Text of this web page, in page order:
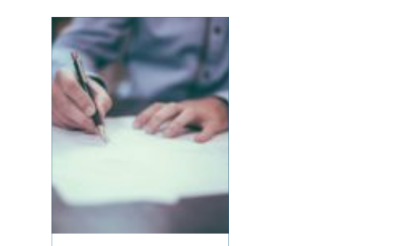
ombonad. I en storstad
som Stockholm, där
många bor trångt och
ljud lätt sprids mellan
våningsplan och
lägenheter, har heltäck...